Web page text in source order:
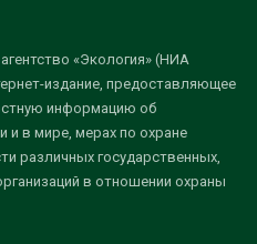
«Экология» (НИА
издание, предоставляющее
информацию об
и в мире, мерах по охране
различных государственных,
в отношении охраны